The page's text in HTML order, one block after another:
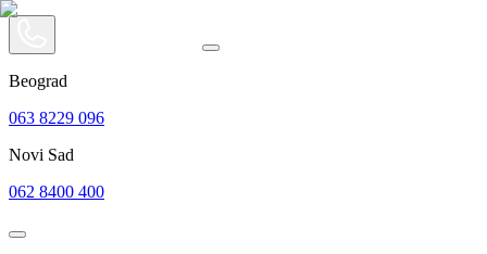
Beograd
063 8229 096
Novi Sad
062 8400 400